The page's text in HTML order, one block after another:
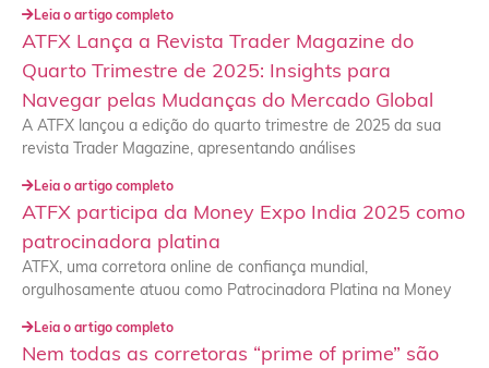
Leia o artigo completo
ATFX Lança a Revista Trader Magazine do
Quarto Trimestre de 2025: Insights para
Navegar pelas Mudanças do Mercado Global
A ATFX lançou a edição do quarto trimestre de 2025 da sua
revista Trader Magazine, apresentando análises
Leia o artigo completo
ATFX participa da Money Expo India 2025 como
patrocinadora platina
ATFX, uma corretora online de confiança mundial,
orgulhosamente atuou como Patrocinadora Platina na Money
Leia o artigo completo
Nem todas as corretoras “prime of prime” são